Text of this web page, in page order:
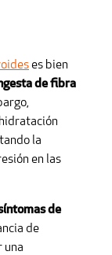
es bien
de fibra
la
en las
de
de
una